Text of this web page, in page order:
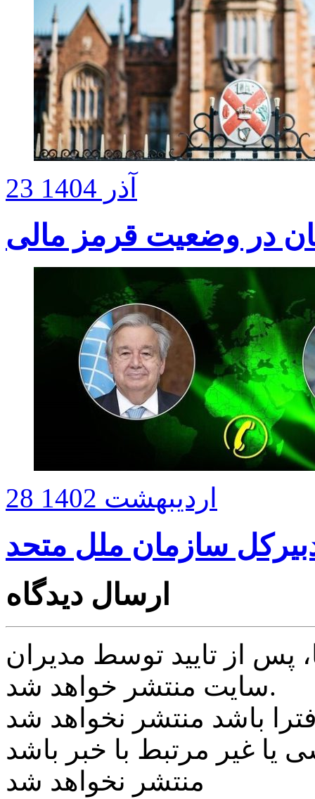
23 آذر 1404
در وضعیت قرمز مالی
28 اردیبهشت 1402
دبیرکل سازمان ملل متحد
ارسال دیدگاه
از تایید توسط مدیران
سایت منتشر خواهد شد.
یا غیر مرتبط با خبر باشد
منتشر نخواهد شد